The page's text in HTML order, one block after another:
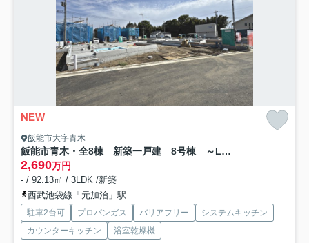
NEW
飯能市大字青木
飯能市青木・全8棟 新築一戸建 8号棟 ～LDK16.2帖～
2,690万円
- / 92.13㎡ / 3LDK /新築
西武池袋線「元加治」駅
駐車2台可 プロパンガス バリアフリー
システムキッチン
カウンターキッチン
浴室乾燥機